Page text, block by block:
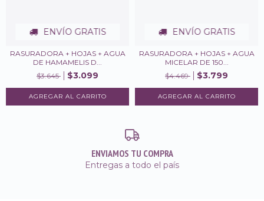
ENVÍO GRATIS
RASURADORA + HOJAS + AGUA
DE HAMAMELIS D...
$3.645
$3.099
ENVÍO GRATIS
RASURADORA + HOJAS + AGUA
MICELAR DE 150...
$4.469
$3.799
ENVIAMOS TU COMPRA
Entregas a todo el país